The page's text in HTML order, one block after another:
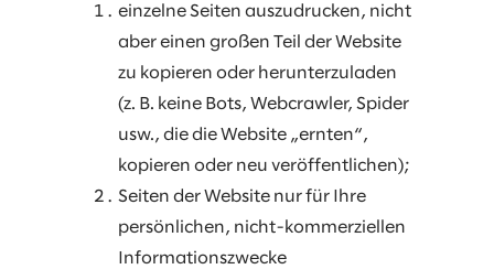
einzelne Seiten auszudrucken, nicht
aber einen großen Teil der Website
zu kopieren oder herunterzuladen
(z. B. keine Bots, Webcrawler, Spider
usw., die die Website „ernten“,
kopieren oder neu veröffentlichen);
Seiten der Website nur für Ihre
persönlichen, nicht-kommerziellen
Informationszwecke